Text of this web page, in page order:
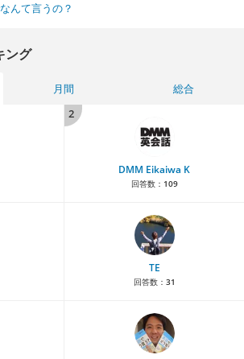
んて言うの？
ング
月間
総合
2
DMM Eikaiwa K
回答数： 109
TE
回答数： 31